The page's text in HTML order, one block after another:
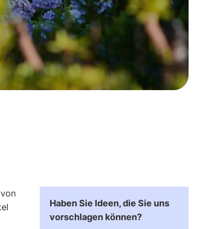
Haben Sie Ideen, die Sie uns
vorschlagen können?